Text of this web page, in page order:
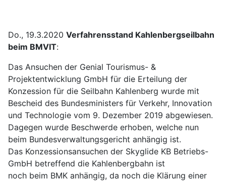
Do., 19.3.2020 Verfahrensstand Kahlenbergseilbahn
beim BMVIT:
Das Ansuchen der Genial Tourismus- &
Projektentwicklung GmbH für die Erteilung der
Konzession für die Seilbahn Kahlenberg wurde mit
Bescheid des Bundesministers für Verkehr, Innovation
und Technologie vom 9. Dezember 2019 abgewiesen.
Dagegen wurde Beschwerde erhoben, welche nun
beim Bundesverwaltungsgericht anhängig ist.
Das Konzessionsansuchen der Skyglide KB Betriebs-
GmbH betreffend die Kahlenbergbahn ist
noch beim BMK anhängig, da noch die Klärung einer